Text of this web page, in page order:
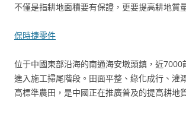
不僅是指耕地面積要有保證，更要提高耕地質
保時捷零件
位于中國東部沿海的南通海安墩頭鎮，近7000
進入施工掃尾階段。田面平整、綠化成行、灌
高標準農田，是中國正在推廣普及的提高耕地